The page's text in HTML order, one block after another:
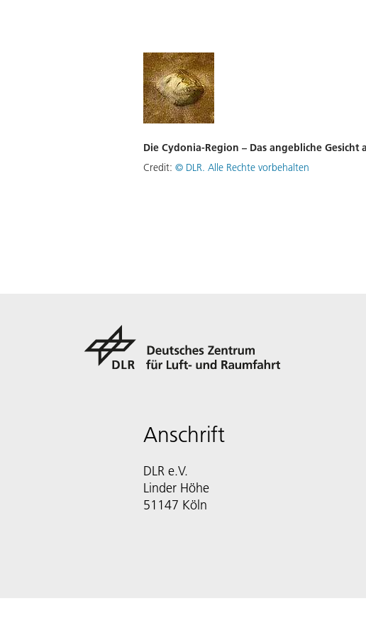
Die Cydonia-Region – Das angebliche Gesicht
Credit: © DLR. Alle Rechte vorbehalten
Anschrift
DLR e.V.
Linder Höhe
51147 Köln